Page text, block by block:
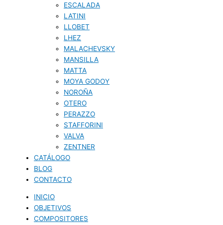
ESCALADA
LATINI
LLOBET
LHEZ
MALACHEVSKY
MANSILLA
MATTA
MOYA GODOY
NOROÑA
OTERO
PERAZZO
STAFFORINI
VALVA
ZENTNER
CATÁLOGO
BLOG
CONTACTO
INICIO
OBJETIVOS
COMPOSITORES